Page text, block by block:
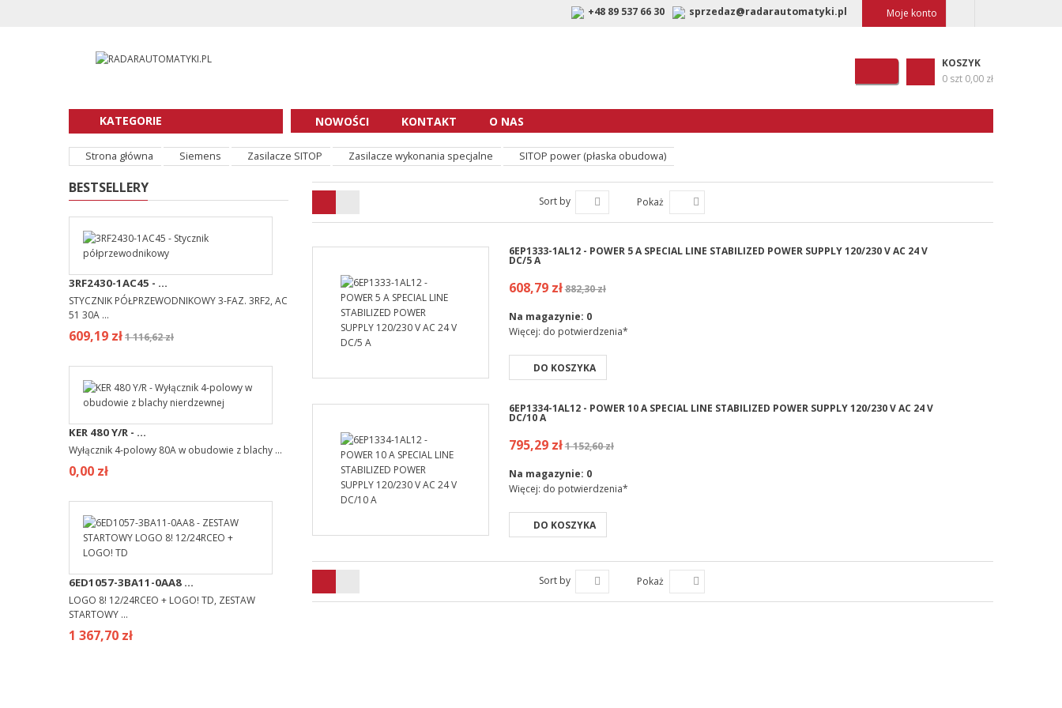
+48 89 537 66 30 sprzedaz@radarautomatyki.pl Moje konto
KOSZYK
0 szt 0,00 zł
KATEGORIE NOWOŚCI KONTAKT O NAS
Strona główna Siemens Zasilacze SITOP Zasilacze wykonania specjalne SITOP power (płaska obudowa)
BESTSELLERY
3RF2430-1AC45 - ...
STYCZNIK PÓŁPRZEWODNIKOWY 3-FAZ. 3RF2, AC
51 30A ...
609,19 zł1 116,62 zł
KER 480 Y/R - ...
Wyłącznik 4-polowy 80A w obudowie z blachy ...
0,00 zł
6ED1057-3BA11-0AA8 ...
LOGO 8! 12/24RCEO + LOGO! TD, ZESTAW
STARTOWY ...
1 367,70 zł
Sort by Pokaż
6EP1333-1AL12 - POWER 5 A SPECIAL LINE STABILIZED POWER SUPPLY 120/230 V AC 24 V
DC/5 A
608,79 zł882,30 zł
Na magazynie: 0
Więcej: do potwierdzenia*
DO KOSZYKA
6EP1334-1AL12 - POWER 10 A SPECIAL LINE STABILIZED POWER SUPPLY 120/230 V AC 24 V
DC/10 A
795,29 zł1 152,60 zł
Na magazynie: 0
Więcej: do potwierdzenia*
DO KOSZYKA
Sort by Pokaż